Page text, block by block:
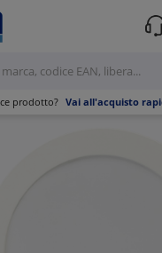
prodotto? Vai all'acquisto
Illuminazione per interni/